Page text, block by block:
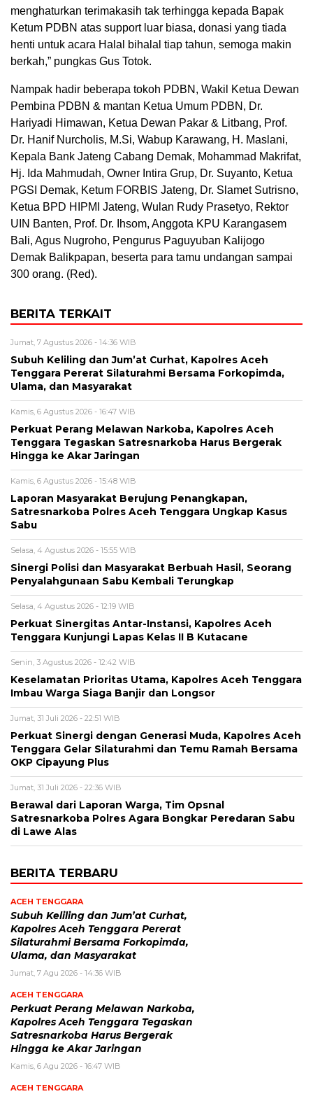
menghaturkan terimakasih tak terhingga kepada Bapak
Ketum PDBN atas support luar biasa, donasi yang tiada
henti untuk acara Halal bihalal tiap tahun, semoga makin
berkah,” pungkas Gus Totok.
Nampak hadir beberapa tokoh PDBN, Wakil Ketua Dewan
Pembina PDBN & mantan Ketua Umum PDBN, Dr.
Hariyadi Himawan, Ketua Dewan Pakar & Litbang, Prof.
Dr. Hanif Nurcholis, M.Si, Wabup Karawang, H. Maslani,
Kepala Bank Jateng Cabang Demak, Mohammad Makrifat,
Hj. Ida Mahmudah, Owner Intira Grup, Dr. Suyanto, Ketua
PGSI Demak, Ketum FORBIS Jateng, Dr. Slamet Sutrisno,
Ketua BPD HIPMI Jateng, Wulan Rudy Prasetyo, Rektor
UIN Banten, Prof. Dr. Ihsom, Anggota KPU Karangasem
Bali, Agus Nugroho, Pengurus Paguyuban Kalijogo
Demak Balikpapan, beserta para tamu undangan sampai
300 orang. (Red).
BERITA TERKAIT
Jumat, 7 Agustus 2026 - 14:36 WIB
Subuh Keliling dan Jum’at Curhat, Kapolres Aceh
Tenggara Pererat Silaturahmi Bersama Forkopimda,
Ulama, dan Masyarakat
Kamis, 6 Agustus 2026 - 16:47 WIB
Perkuat Perang Melawan Narkoba, Kapolres Aceh
Tenggara Tegaskan Satresnarkoba Harus Bergerak
Hingga ke Akar Jaringan
Kamis, 6 Agustus 2026 - 15:48 WIB
Laporan Masyarakat Berujung Penangkapan,
Satresnarkoba Polres Aceh Tenggara Ungkap Kasus
Sabu
Selasa, 4 Agustus 2026 - 15:55 WIB
Sinergi Polisi dan Masyarakat Berbuah Hasil, Seorang
Penyalahgunaan Sabu Kembali Terungkap
Selasa, 4 Agustus 2026 - 12:19 WIB
Perkuat Sinergitas Antar-Instansi, Kapolres Aceh
Tenggara Kunjungi Lapas Kelas II B Kutacane
Senin, 3 Agustus 2026 - 12:42 WIB
Keselamatan Prioritas Utama, Kapolres Aceh Tenggara
Imbau Warga Siaga Banjir dan Longsor
Jumat, 31 Juli 2026 - 22:51 WIB
Perkuat Sinergi dengan Generasi Muda, Kapolres Aceh
Tenggara Gelar Silaturahmi dan Temu Ramah Bersama
OKP Cipayung Plus
Jumat, 31 Juli 2026 - 22:36 WIB
Berawal dari Laporan Warga, Tim Opsnal
Satresnarkoba Polres Agara Bongkar Peredaran Sabu
di Lawe Alas
BERITA TERBARU
ACEH TENGGARA
Subuh Keliling dan Jum’at Curhat,
Kapolres Aceh Tenggara Pererat
Silaturahmi Bersama Forkopimda,
Ulama, dan Masyarakat
Jumat, 7 Agu 2026 - 14:36 WIB
ACEH TENGGARA
Perkuat Perang Melawan Narkoba,
Kapolres Aceh Tenggara Tegaskan
Satresnarkoba Harus Bergerak
Hingga ke Akar Jaringan
Kamis, 6 Agu 2026 - 16:47 WIB
ACEH TENGGARA